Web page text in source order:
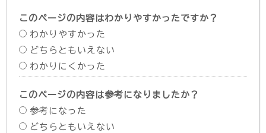
このページの内容はわかりやすかったですか？
わかりやすかった
どちらともいえない
わかりにくかった
このページの内容は参考になりましたか？
参考になった
どちらともいえない